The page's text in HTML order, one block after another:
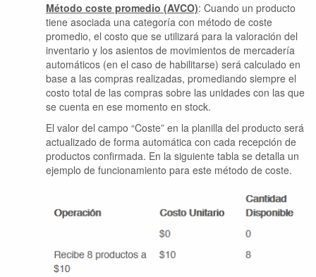
Método coste promedio (AVCO): Cuando un producto
tiene asociada una categoría con método de coste
promedio, el costo que se utilizará para la valoración del
inventario y los asientos de movimientos de mercadería
automáticos (en el caso de habilitarse) será calculado en
base a las compras realizadas, promediando siempre el
costo total de las compras sobre las unidades con las que
se cuenta en ese momento en stock.
El valor del campo “Coste” en la planilla del producto será
actualizado de forma automática con cada recepción de
productos confirmada. En la siguiente tabla se detalla un
ejemplo de funcionamiento para este método de coste.